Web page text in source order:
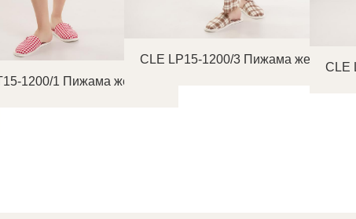
1200/1 Пижама женская
CLE LP15-1200/3 Пижама женская
CLE